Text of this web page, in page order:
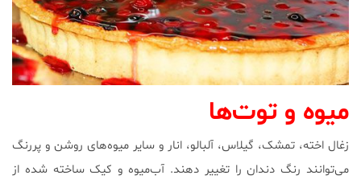
میوه‌ و توت‌ها
زغال اخته، تمشک، گیلاس، آلبالو، انار و سایر میوه‌های روشن و پررنگ
می‌توانند رنگ دندان را تغییر دهند. آب‌میوه و کیک ساخته شده از